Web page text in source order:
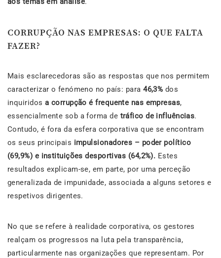
CORRUPÇÃO NAS EMPRESAS: O QUE FALTA
FAZER?
Mais esclarecedoras são as respostas que nos permitem
caracterizar o fenómeno no país: para46,3% dos
inquiridos a corrupção é frequente nas empresas,
essencialmente sob a forma de tráfico de influências.
Contudo, é fora da esfera corporativa que se encontram
os seus principais impulsionadores – poder político
(69,9%) e instituições desportivas (64,2%). Estes
resultados explicam-se, em parte, por uma perceção
generalizada de impunidade, associada a alguns setores e
respetivos dirigentes.
No que se refere à realidade corporativa, os gestores
realçam os progressos na luta pela transparência,
particularmente nas organizações que representam. Por